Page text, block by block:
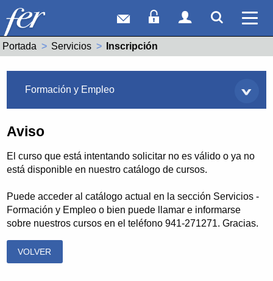
Correo webAcceso Socios
Acceso
Portada Servicios Actual:
Inscripción
Formación y Empleo
Aviso
El curso que está intentando solicitar no es válido o ya no
está disponible en nuestro catálogo de cursos.
Puede acceder al catálogo actual en la sección Servicios -
Formación y Empleo o bien puede llamar e informarse
sobre nuestros cursos en el teléfono 941-271271. Gracias.
VOLVER